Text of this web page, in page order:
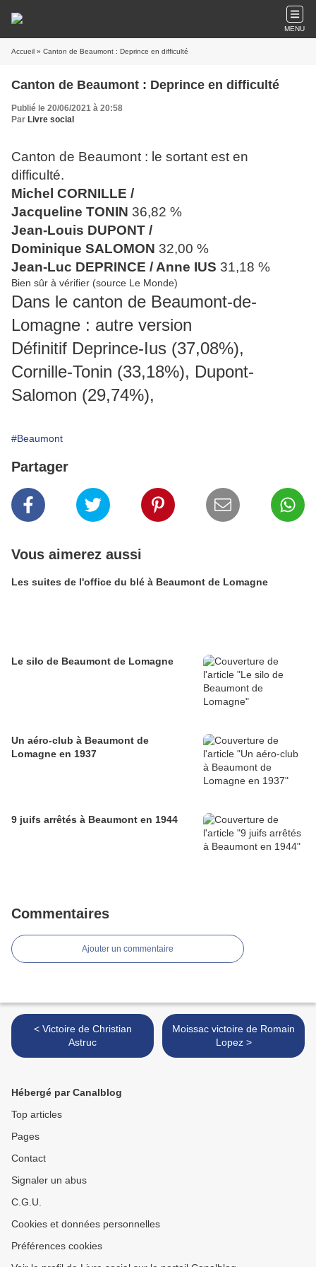
MENU
Accueil » Canton de Beaumont : Deprince en difficulté
Canton de Beaumont : Deprince en difficulté
Publié le 20/06/2021 à 20:58
Par Livre social
Canton de Beaumont : le sortant est en
difficulté.
Michel CORNILLE /
Jacqueline TONIN 36,82 %
Jean-Louis DUPONT /
Dominique SALOMON 32,00 %
Jean-Luc DEPRINCE / Anne IUS 31,18 %
Bien sûr à vérifier (source Le Monde)
Dans le canton de Beaumont-de-
Lomagne : autre version
Définitif Deprince-Ius (37,08%),
Cornille-Tonin (33,18%), Dupont-
Salomon (29,74%),
#Beaumont
Partager
Vous aimerez aussi
Les suites de l'office du blé à Beaumont de Lomagne
Le silo de Beaumont de Lomagne
Un aéro-club à Beaumont de
Lomagne en 1937
9 juifs arrêtés à Beaumont en 1944
Commentaires
Ajouter un commentaire
< Victoire de Christian
Astruc
Moissac victoire de Romain
Lopez >
Hébergé par Canalblog
Top articles
Pages
Contact
Signaler un abus
C.G.U.
Cookies et données personnelles
Préférences cookies